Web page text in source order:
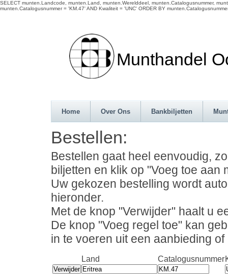
SELECT munten.Landcode, munten.Land, munten.Werelddeel, munten.Catalogusnummer,
munten.Catalogusnummer = 'KM.47' AND Kwaliteit = 'UNC' ORDER BY
Munthandel
Home Over Ons Bankbiljetten
Bestellen:
Bestellen gaat heel eenvoudig,
biljetten en klik op "Voeg toe aan
Uw gekozen bestelling wordt
hieronder.
Met de knop "Verwijder" haalt u
De knop "Voeg regel toe" kan
in te voeren uit een aanbieding
Land Catalogusnummer